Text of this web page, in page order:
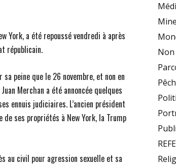
York, a été repoussé vendredi à après
républicain.
peine que le 26 novembre, et non en
Merchan a été annoncée quelques
ennuis judiciaires. L’ancien président
de ses propriétés à New York, la Trump
au civil pour agression sexuelle et sa
Non